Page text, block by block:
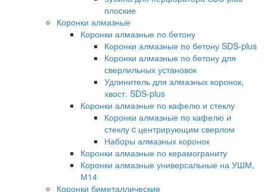
плоские
Коронки алмазные
Коронки алмазные по бетону
Коронки алмазные по бетону SDS-plus
Коронки алмазные по бетону для
сверлильных установок
Удлинитель для алмазных коронок,
хвост. SDS-plus
Коронки алмазные по кафелю и стеклу
Коронки алмазные по кафелю и
стеклу c центрирующим сверлом
Наборы алмазных коронок
Коронки алмазные по керамограниту
Коронки алмазные универсальные на УШМ,
М14
Коронки биметаллические